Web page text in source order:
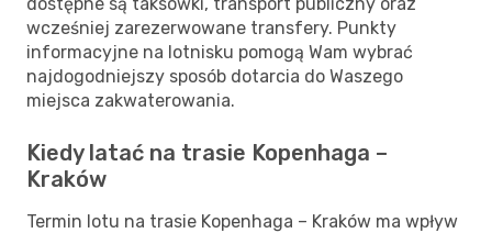
wcześniej zarezerwowane transfery. Punkty
informacyjne na lotnisku pomogą Wam wybrać
najdogodniejszy sposób dotarcia do Waszego
miejsca zakwaterowania.
Kiedy latać na trasie Kopenhaga –
Kraków
Termin lotu na trasie Kopenhaga – Kraków ma wpływ